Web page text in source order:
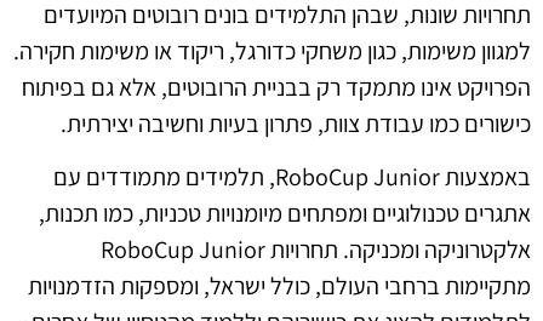
תחרויות שונות, שבהן התלמידים בונים רובוטים המיועדים
למגוון משימות, כגון משחקי כדורגל, ריקוד או משימות חקירה.
הפרויקט אינו מתמקד רק בבניית הרובוטים, אלא גם בפיתוח
כישורים כמו עבודת צוות, פתרון בעיות וחשיבה יצירתית.
באמצעות RoboCup Junior, תלמידים מתמודדים עם
אתגרים טכנולוגיים ומפתחים מיומנויות טכניות, כמו תכנות,
אלקטרוניקה ומכניקה. תחרויות RoboCup Junior
מתקיימות ברחבי העולם, כולל ישראל, ומספקות הזדמנויות